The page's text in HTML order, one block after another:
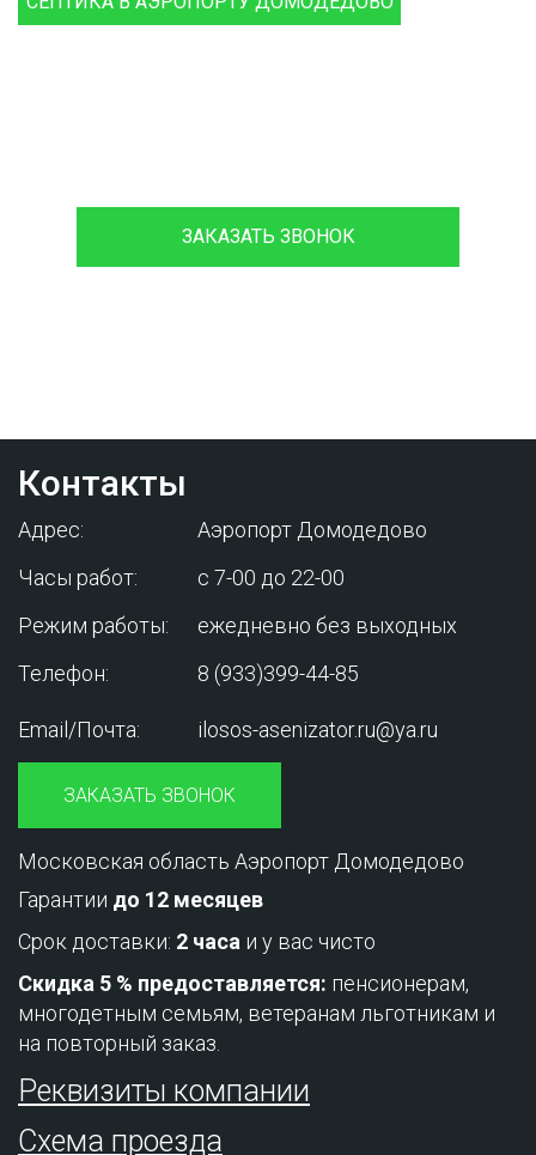
ЗАКАЗАТЬ ЗВОНОК
Контакты
Адрес:
Аэропорт Домодедово
Часы работ:
с 7-00 до 22-00
Режим работы:
ежедневно без выходных
Телефон:
8 (933)399-44-85
Email/Почта: ilosos-asenizator.ru@ya.ru
ЗАКАЗАТЬ ЗВОНОК
Московская область Аэропорт Домодедово
Гарантии до 12 месяцев
Срок доставки: 2 часа и у вас чисто
Скидка 5 % предоставляется: пенсионерам,
многодетным семьям, ветеранам льготникам и
на повторный заказ.
Реквизиты компании
Схема проезда